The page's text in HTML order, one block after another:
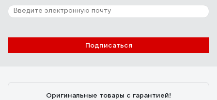
Подписаться
Оригинальные товары с гарантией!